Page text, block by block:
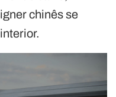
chinês se